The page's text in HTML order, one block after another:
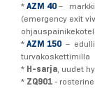
* AZM 40 –
(emergency exit
* AZM 150 –
turvakoskettimilla
* H-sarja, uudet
* ZQ901 -